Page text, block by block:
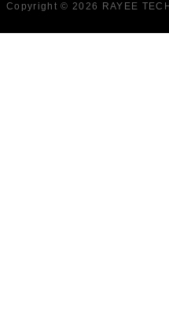
Copyright © 2026 RAYEE